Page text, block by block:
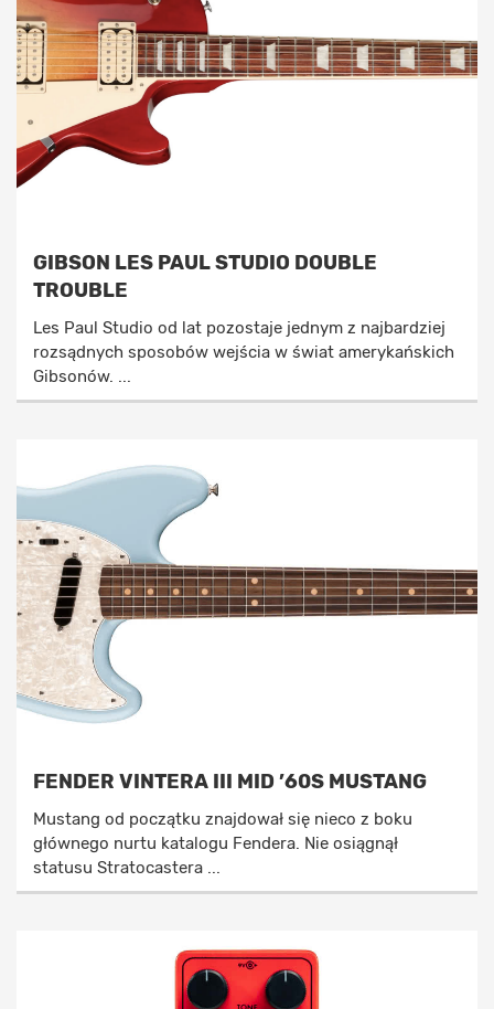
GIBSON LES PAUL STUDIO DOUBLE
TROUBLE
Les Paul Studio od lat pozostaje jednym z najbardziej
rozsądnych sposobów wejścia w świat amerykańskich
Gibsonów. ...
FENDER VINTERA III MID ’60S MUSTANG
Mustang od początku znajdował się nieco z boku
głównego nurtu katalogu Fendera. Nie osiągnął
statusu Stratocastera ...